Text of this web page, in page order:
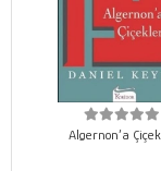
Algernon’a